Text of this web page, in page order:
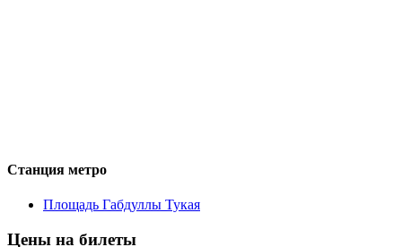
Станция метро
Площадь Габдуллы Тукая
Цены на билеты